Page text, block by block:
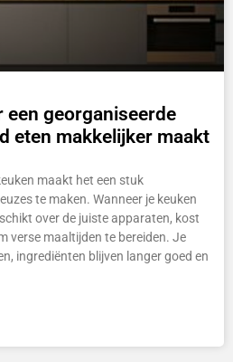
georganiseerde
eten makkelijker maakt
maakt het een stuk
te maken. Wanneer je keuken
over de juiste apparaten, kost
verse maaltijden te bereiden. Je
ingrediënten blijven langer goed en